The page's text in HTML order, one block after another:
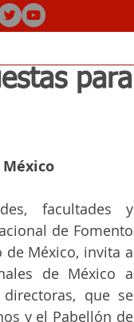
para
facultades y
de Fomento
de México, invita a
de México a
que se
y el Pabellón de